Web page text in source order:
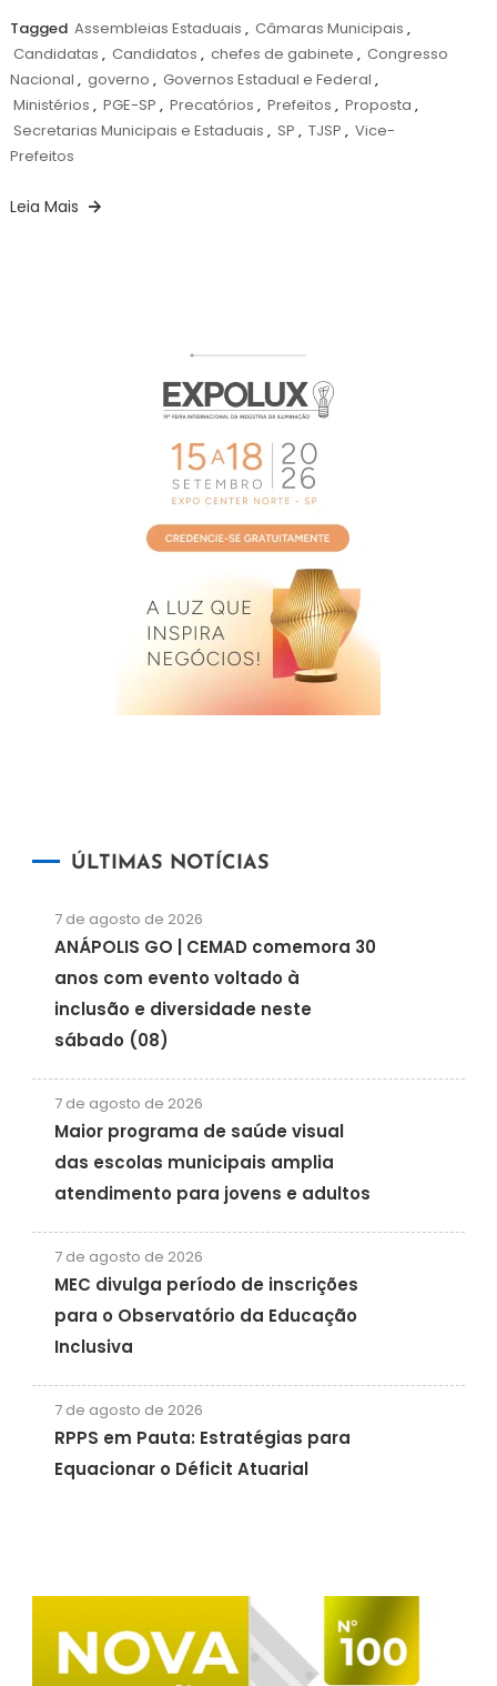
Tagged Assembleias Estaduais , Câmaras Municipais ,
Candidatas , Candidatos , chefes de gabinete , Congresso
Nacional , governo , Governos Estadual e Federal ,
Ministérios , PGE-SP , Precatórios , Prefeitos , Proposta ,
Secretarias Municipais e Estaduais , SP , TJSP , Vice-
Prefeitos
Leia Mais
ÚLTIMAS NOTÍCIAS
7 de agosto de 2026
ANÁPOLIS GO | CEMAD comemora 30
anos com evento voltado à
inclusão e diversidade neste
sábado (08)
7 de agosto de 2026
Maior programa de saúde visual
das escolas municipais amplia
atendimento para jovens e adultos
7 de agosto de 2026
MEC divulga período de inscrições
para o Observatório da Educação
Inclusiva
7 de agosto de 2026
RPPS em Pauta: Estratégias para
Equacionar o Déficit Atuarial